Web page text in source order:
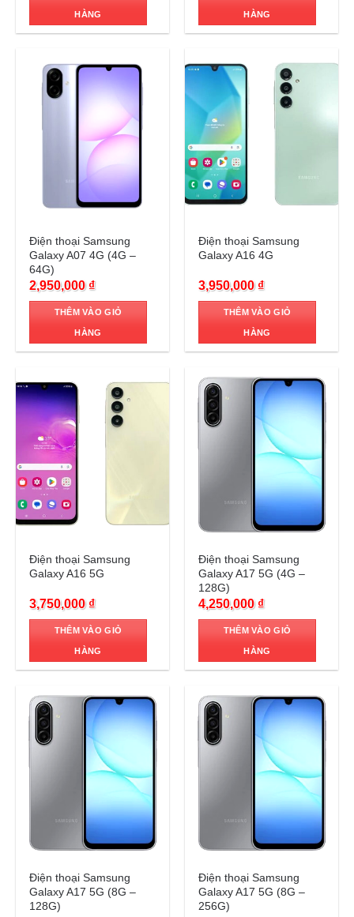
HÀNG HÀNG
Điện thoại Samsung
Galaxy A07 4G (4G –
64G)
2,950,000 ₫
THÊM VÀO GIỎ
HÀNG
Điện thoại Samsung
Galaxy A16 4G
3,950,000 ₫
THÊM VÀO GIỎ
HÀNG
Điện thoại Samsung
Galaxy A16 5G
3,750,000 ₫
THÊM VÀO GIỎ
HÀNG
Trả góp 0%
Điện thoại Samsung
Galaxy A17 5G (4G –
128G)
4,250,000 ₫
THÊM VÀO GIỎ
HÀNG
Trả góp 0%
Điện thoại Samsung
Galaxy A17 5G (8G –
128G)
Trả góp 0%
Điện thoại Samsung
Galaxy A17 5G (8G –
256G)